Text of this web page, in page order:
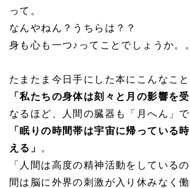
って。
なんやねん？うちらは？？
身も心も一つ♪ってことでしょうか。
たまたま今日手にした本にこんなこと
「私たちの身体は刻々と月の影響を
なるほど、人間の臓器も「月へん」で
「眠りの時間帯は宇宙に帰っている
える」
。
「人間は高度の精神活動をしている
間は脳に外界の刺激が入り休みなく働